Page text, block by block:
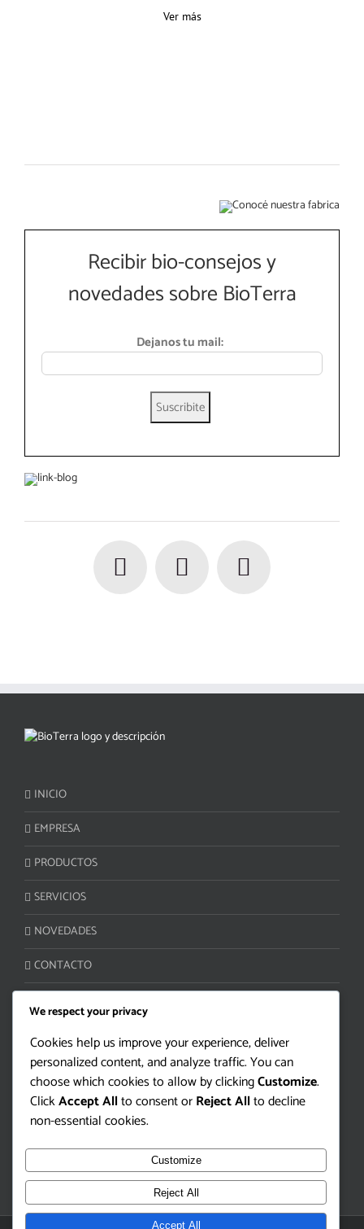
Ver más
Recibir bio-consejos y
novedades sobre BioTerra
Dejanos tu mail:
INICIO
EMPRESA
PRODUCTOS
SERVICIOS
NOVEDADES
CONTACTO
Camino Lloveras S/N Ruta 5 km 34
Juanicó, Canelones 90400 | Uruguay
Tel/Fax: +598 4330-2000
info@bioterra.com.uy
We respect your privacy
Cookies help us improve your experience, deliver
personalized content, and analyze traffic. You can
choose which cookies to allow by clickingCustomize.
ClickAccept Allto consent orReject Allto decline
non-essential cookies.
Customize
Reject All
Accept All